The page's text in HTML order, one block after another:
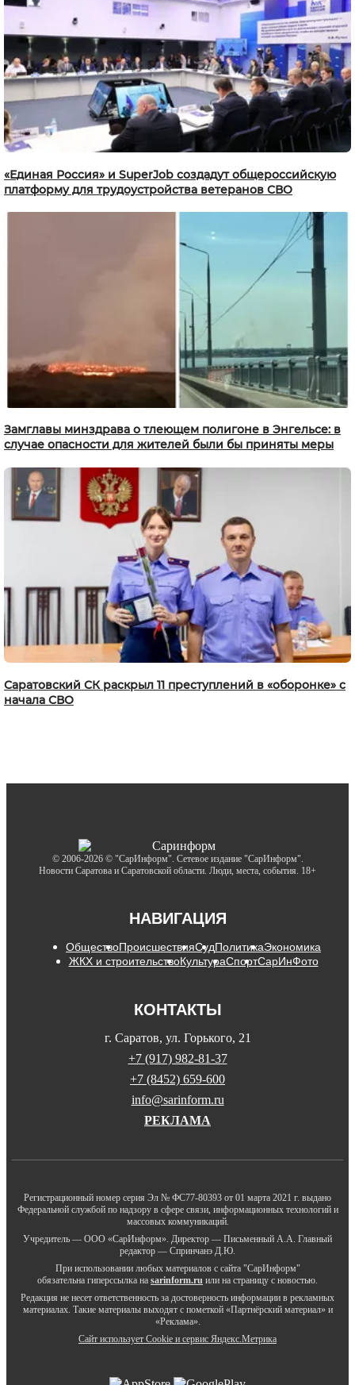
«Единая Россия» и SuperJob создадут общероссийскую
платформу для трудоустройства ветеранов СВО
Замглавы минздрава о тлеющем полигоне в Энгельсе: в
случае опасности для жителей были бы приняты меры
Саратовский СК раскрыл 11 преступлений в «оборонке» с
начала СВО
© 2006-2026 © "СарИнформ". Сетевое издание "СарИнформ".
Новости Саратова и Саратовской области. Люди, места, события. 18+
НАВИГАЦИЯ
ОбществоПроисшествияСудПолитикаЭкономика
ЖКХ и строительствоКультураСпортСарИнФото
КОНТАКТЫ
г. Саратов, ул. Горького, 21
+7 (917) 982-81-37
+7 (8452) 659-600
info@sarinform.ru
РЕКЛАМА
Регистрационный номер серия Эл № ФС77-80393 от 01 марта 2021 г. выдано
Федеральной службой по надзору в сфере связи, информационных технологий и
массовых коммуникаций.
Учредитель — ООО «СарИнформ». Директор — Письменный А.А. Главный
редактор — Спринчанэ Д.Ю.
При использовании любых материалов с сайта "СарИнформ"
обязательна гиперссылка на sarinform.ru или на страницу с новостью.
Редакция не несет ответственность за достоверность информации в рекламных
материалах. Такие материалы выходят с пометкой «Партнёрский материал» и
«Реклама».
Сайт использует Cookie и сервиc Яндекс.Метрика